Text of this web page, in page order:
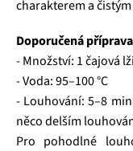
charakterem a
Doporučená příprava
- Množství: 1 čajová
- Voda: 95–100 °C
- Louhování: 5–8
něco delším
Pro pohodlné